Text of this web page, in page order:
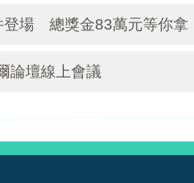
登場 總獎金83萬元等你拿
論壇線上會議